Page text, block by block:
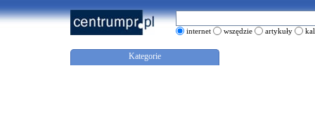
internet wszędzie artykuły
Kategorie